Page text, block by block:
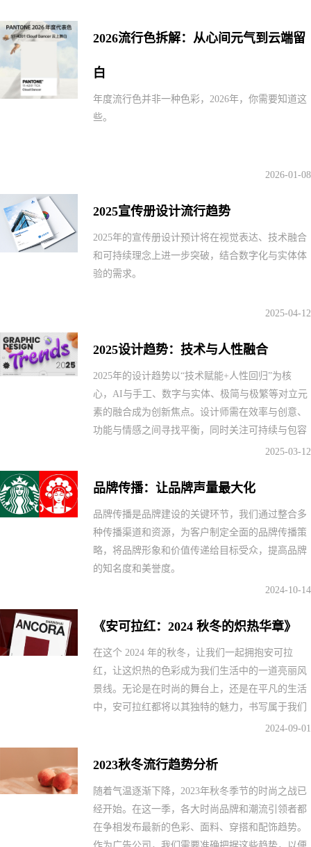
2026流行色拆解：从心间元气到云端留
白
年度流行色并非一种色彩，2026年，你需要知道这
些。
2026-01-08
2025宣传册设计流行趋势
2025年的宣传册设计预计将在视觉表达、技术融合
和可持续理念上进一步突破，结合数字化与实体体
验的需求。
2025-04-12
2025设计趋势：技术与人性融合
2025年的设计趋势以“技术赋能+人性回归”为核
心，AI与手工、数字与实体、极简与极繁等对立元
素的融合成为创新焦点。设计师需在效率与创意、
功能与情感之间寻找平衡，同时关注可持续与包容
2025-03-12
品牌传播：让品牌声量最大化
品牌传播是品牌建设的关键环节，我们通过整合多
种传播渠道和资源，为客户制定全面的品牌传播策
略，将品牌形象和价值传递给目标受众，提高品牌
的知名度和美誉度。
2024-10-14
《安可拉红：2024 秋冬的炽热华章》
在这个 2024 年的秋冬，让我们一起拥抱安可拉
红，让这炽热的色彩成为我们生活中的一道亮丽风
景线。无论是在时尚的舞台上，还是在平凡的生活
中，安可拉红都将以其独特的魅力，书写属于我们
2024-09-01
2023秋冬流行趋势分析
随着气温逐渐下降，2023年秋冬季节的时尚之战已
经开始。在这一季，各大时尚品牌和潮流引领者都
在争相发布最新的色彩、面料、穿搭和配饰趋势。